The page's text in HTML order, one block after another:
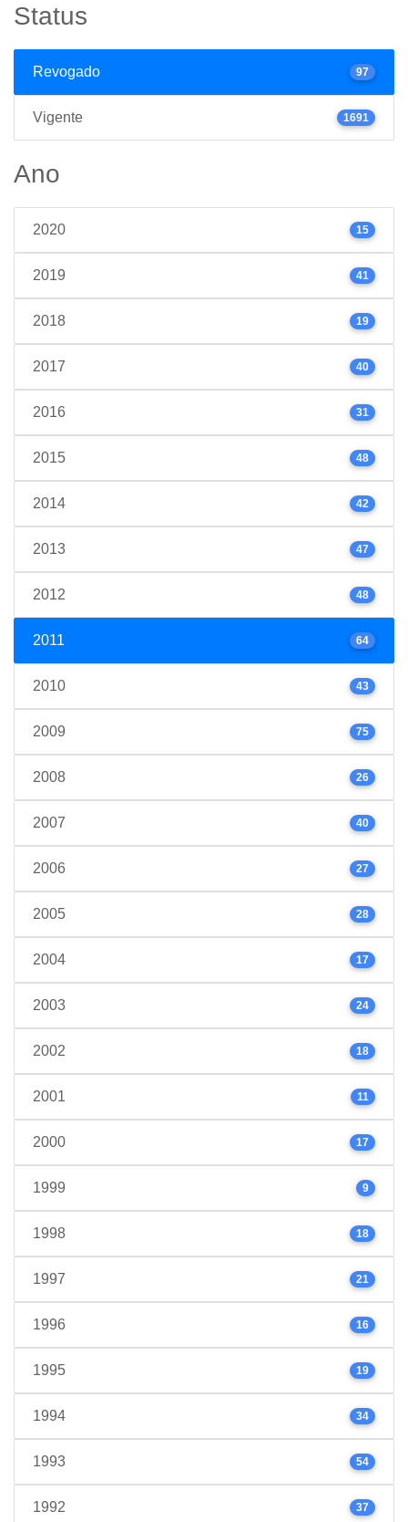
Status
Revogado 97
Vigente 1691
Ano
2020 15
2019 41
2018 19
2017 40
2016 31
2015 48
2014 42
2013 47
2012 48
2011 64
2010 43
2009 75
2008 26
2007 40
2006 27
2005 28
2004 17
2003 24
2002 18
2001 11
2000 17
1999 9
1998 18
1997 21
1996 16
1995 19
1994 34
1993 54
1992 37